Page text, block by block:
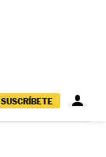
SUSCRÍBETE